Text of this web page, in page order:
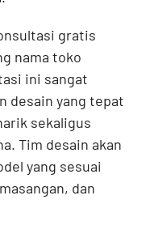
gratis
nama toko
ini sangat
desain yang tepat
sekaligus
Tim desain akan
yang sesuai
dan